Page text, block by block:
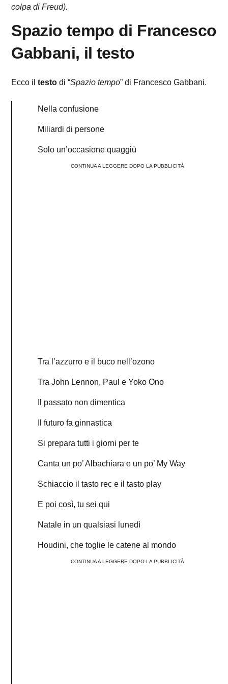
colpa di Freud).
Spazio tempo di Francesco
Gabbani, il testo
Ecco iltesto di “Spazio tempo” di Francesco Gabbani.
Nella confusione
Miliardi di persone
Solo un’occasione quaggiù
CONTINUA A LEGGERE DOPO LA PUBBLICITÀ
Tra l’azzurro e il buco nell’ozono
Tra John Lennon, Paul e Yoko Ono
Il passato non dimentica
Il futuro fa ginnastica
Si prepara tutti i giorni per te
Canta un po’ Albachiara e un po’ My Way
Schiaccio il tasto rec e il tasto play
E poi così, tu sei qui
Natale in un qualsiasi lunedì
Houdini, che toglie le catene al mondo
CONTINUA A LEGGERE DOPO LA PUBBLICITÀ